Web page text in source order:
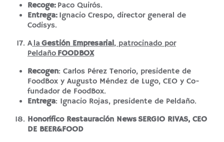
Recoge: Paco Quirós.
Entrega: Ignacio Crespo, director general de
Codisys.
AlaGestión Empresarial, patrocinado por
PeldañoFOODBOX
Recogen: Carlos Pérez Tenorio, presidente de
FoodBox y Augusto Méndez de Lugo, CEO y Co-
fundador de FoodBox.
Entrega: Ignacio Rojas, presidente de Peldaño.
Honorífico Restauración News SERGIO RIVAS, CEO
DE BEER&FOOD